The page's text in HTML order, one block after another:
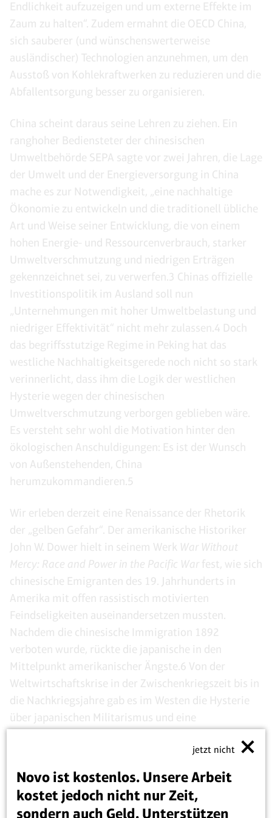
Endlichkeit aufzuzeigen und um externe Effekte im
Zaum zu halten“. Zudem ermahnt die OECD China,
sich sauberer (und wünschenswerterweise
ausländischer) Technologien anzunehmen, um den
Ausstoß von Kohlekraftwerken zu reduzieren und die
Abfallentsorgung besser zu organisieren.
China scheint daraus seine Lehren zu ziehen. Ein
ranghoher Bediensteter der chinesischen
Umweltbehörde SEPA sagte vor zwei Jahren, die Lage
der Umwelt und der Energieversorgung in China
mache es zur Notwendigkeit, „eine nachhaltige
Ökonomie zu entwickeln und die traditionell übliche
Art und Weise seiner Entwicklung, die von einem
hohen Energie- und Ressourcenverbrauch, starker
Umweltverschmutzung und niedrigen Erträgen
gekennzeichnet sei, zu verwerfen.3 Chinas offizielle
Investitionspolitik im Ausland soll nun
„Unternehmungen mit hoher Umweltbelastung und
niedriger Effektivität“ nicht mehr zulassen.4 Doch
das begriffsstutzige Regime in Peking hat das
westliche Nachhaltigkeitsgerede noch nicht so stark
verinnerlicht, dass ihm die Logik der westlichen
Hysterie wegen der chinesischen
Umweltverschmutzung verborgen geblieben wäre.
Es versteht sehr wohl die Motivation hinter den
ökologischen Anschuldigungen: Es ist der Wunsch
von Außenstehenden, China
herumzukommandieren.5
Wir erleben derzeit eine Renaissance der Rhetorik
der „gelben Gefahr“. Der amerikanische Historiker
John W. Dower hielt in seinem Werk War Without
Mercy: Race and Power in the Pacific War
fest, wie sich
chinesische Emigranten des 19. Jahrhunderts in
Amerika mit offen rassistisch motivierten
Feindseligkeiten auseinandersetzen mussten.
Nachdem die chinesische Immigration 1892
verboten wurde, rückte die japanische in den
Mittelpunkt amerikanischer Ängste.6 Von der
Weltwirtschaftskrise in der Zwischenkriegszeit bis in
die Nachkriegsjahre gab es im Westen die Hysterie
über japanischen Militarismus und eine
maoistischen China, dem Unterstützer des
Kommunismus in Korea. Noch in den 70er-Jahren
machte die Angst vor der Entstehung eines
japanischen „Superstaates“ die Runde.7 Die früheren
jetzt nicht
Novo ist kostenlos. Unsere Arbeit
kostet jedoch nicht nur Zeit,
sondern auch Geld. Unterstützen